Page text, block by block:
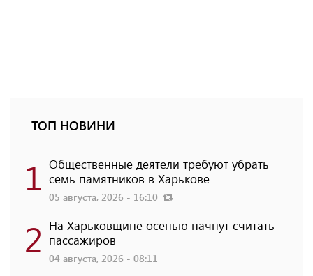
ТОП НОВИНИ
1 Общественные деятели требуют убрать
семь памятников в Харькове
05 августа, 2026 - 16:10
2 На Харьковщине осенью начнут считать
пассажиров
04 августа, 2026 - 08:11